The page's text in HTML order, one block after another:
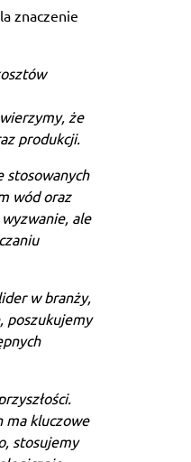
znaczenie
że
produkcji.
stosowanych
wód oraz
ale
w branży,
poszukujemy
ma kluczowe
stosujemy